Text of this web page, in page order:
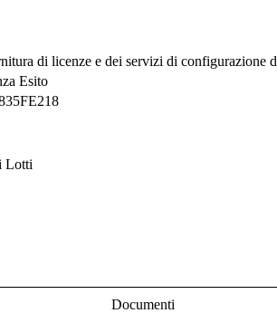
di licenze e dei servizi di configurazione
Esito
Lotti
Documenti